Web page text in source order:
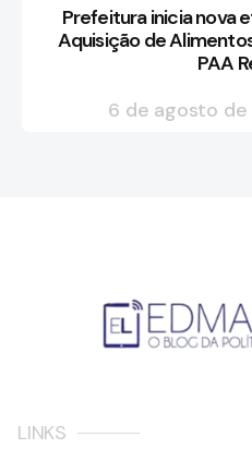
Prefeitura inicia nova
Aquisição de
PAA
6 de agosto
LINKS